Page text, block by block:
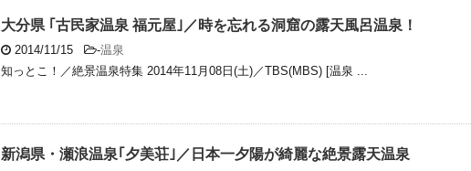
大分県 ｢古民家温泉 福元屋｣／時を忘れる洞窟の露天風呂温泉！
2014/11/15 -温泉
知っとこ！／絶景温泉特集 2014年11月08日(土)／TBS(MBS) [温泉 ...
新潟県・瀬浪温泉｢夕美荘｣／日本一夕陽が綺麗な絶景露天温泉